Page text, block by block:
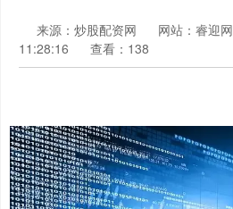
来源：炒股配资网 网站：睿迎网
11:28:16
查看：138